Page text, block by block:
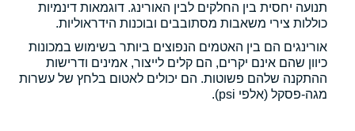
תנועה יחסית בין החלקים לבין האורינג. דוגמאות דינמיות
כוללות צירי משאבות מסתובבים ובוכנות הידראוליות.
אורינגים הם בין האטמים הנפוצים ביותר בשימוש במכונות
כיוון שהם אינם יקרים, הם קלים לייצור, אמינים ודרישות
ההתקנה שלהם פשוטות. הם יכולים לאטום בלחץ של עשרות
מגה-פסקל (אלפי psi).